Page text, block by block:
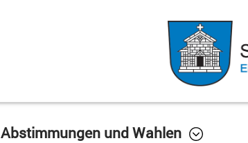
Abstimmungen und Wahlen